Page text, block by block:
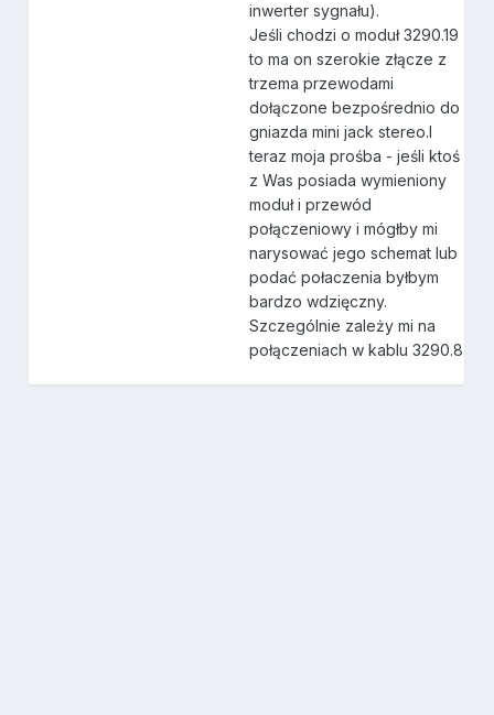
inwerter sygnału).
Jeśli chodzi o moduł 3290.19
to ma on szerokie złącze z
trzema przewodami
dołączone bezpośrednio do
gniazda mini jack stereo.I
teraz moja prośba - jeśli ktoś
z Was posiada wymieniony
moduł i przewód
połączeniowy i mógłby mi
narysować jego schemat lub
podać połaczenia byłbym
bardzo wdzięczny.
Szczególnie zależy mi na
połączeniach w kablu 3290.8